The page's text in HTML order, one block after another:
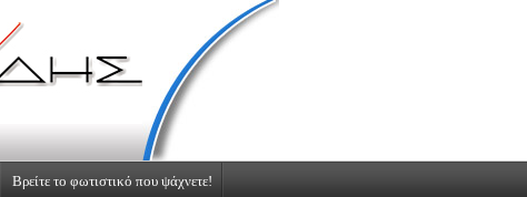
Βρείτε το φωτιστικό που ψάχνετε!